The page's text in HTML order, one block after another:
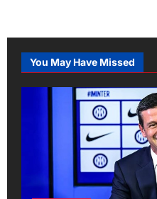
You May Have Missed